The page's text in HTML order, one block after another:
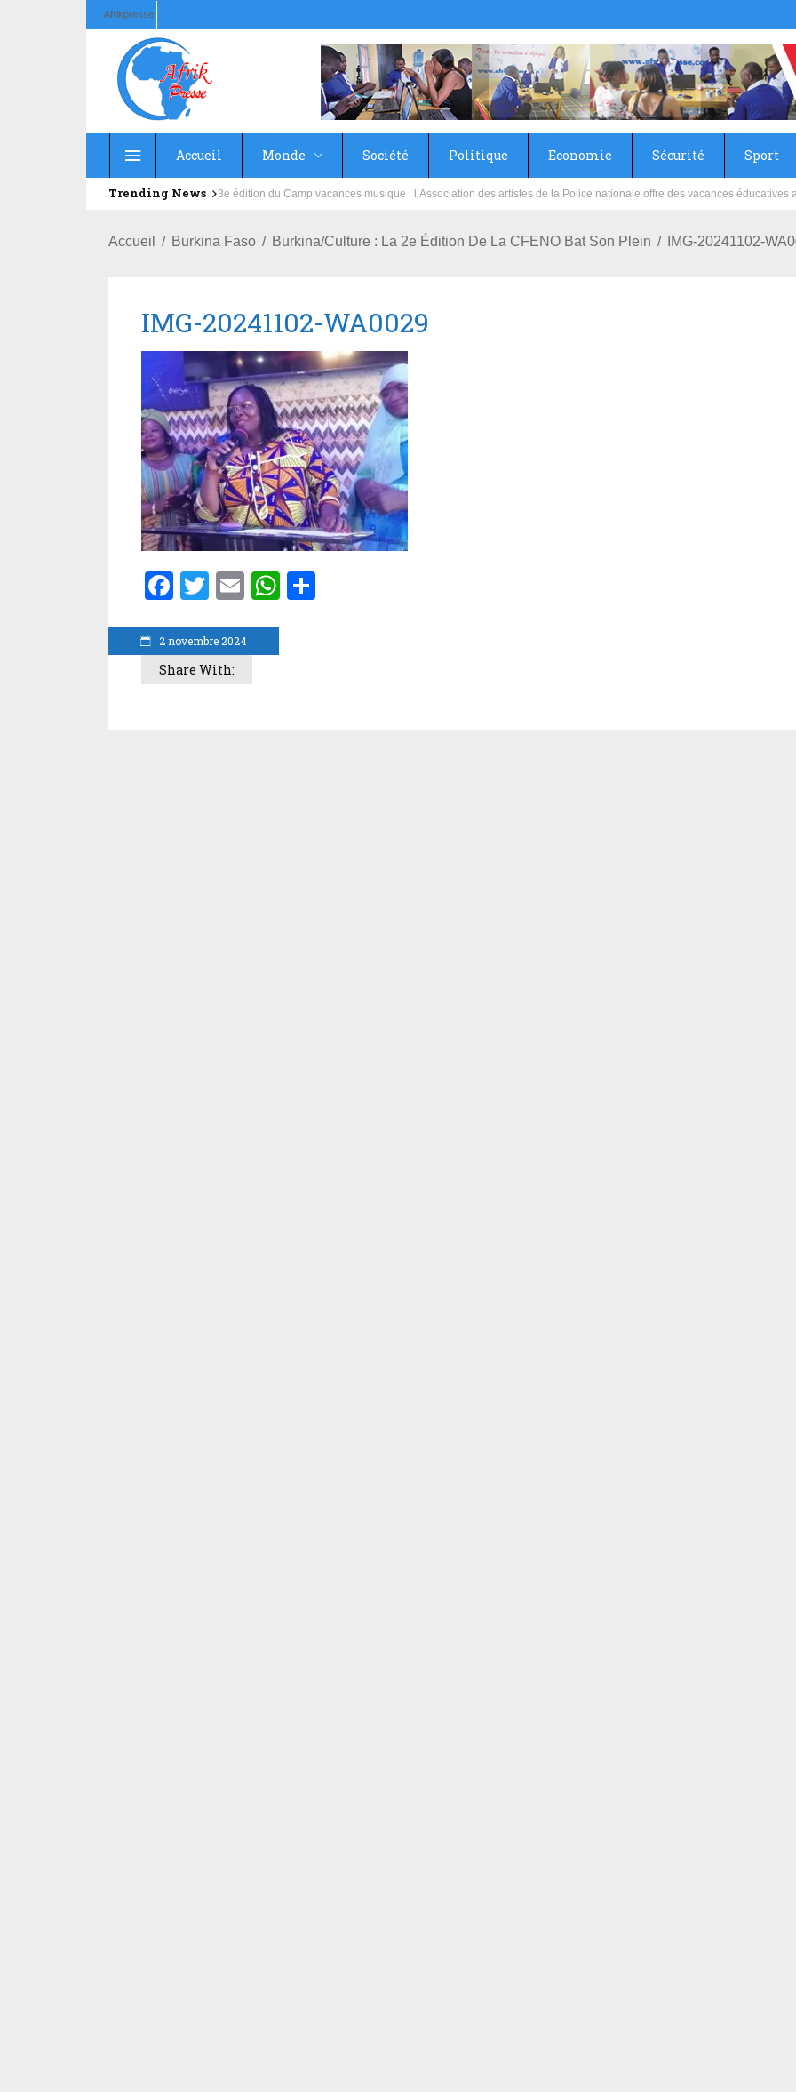
Afrikpresse
Accueil Monde Société Politique Economie Sécurité Sport
Trending News Education : la fédération de la Russie rénove les écoles primaire et collège du Camp Général Aboubacar Sangoulé
Accueil Burkina Faso Burkina/Culture : La 2e Édition De La CFENO Bat Son Plein IMG-20241102-
2 novembre 2024
IMG-20241102-WA0029
Facebook
Twitter
EmailWhatsApp
Share With: